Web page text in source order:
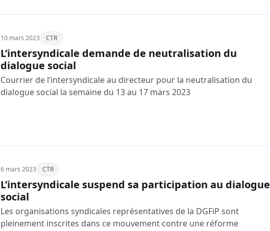
10 mars 2023 CTR
L’intersyndicale demande de neutralisation du
dialogue social
Courrier de l’intersyndicale au directeur pour la neutralisation du
dialogue social la semaine du 13 au 17 mars 2023
6 mars 2023 CTR
L’intersyndicale suspend sa participation au dialogue
social
Les organisations syndicales représentatives de la DGFiP sont
pleinement inscrites dans ce mouvement contre une réforme